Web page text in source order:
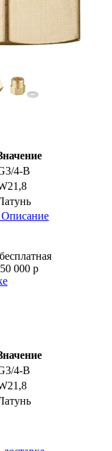
4-B
Описание
000 р
4-B